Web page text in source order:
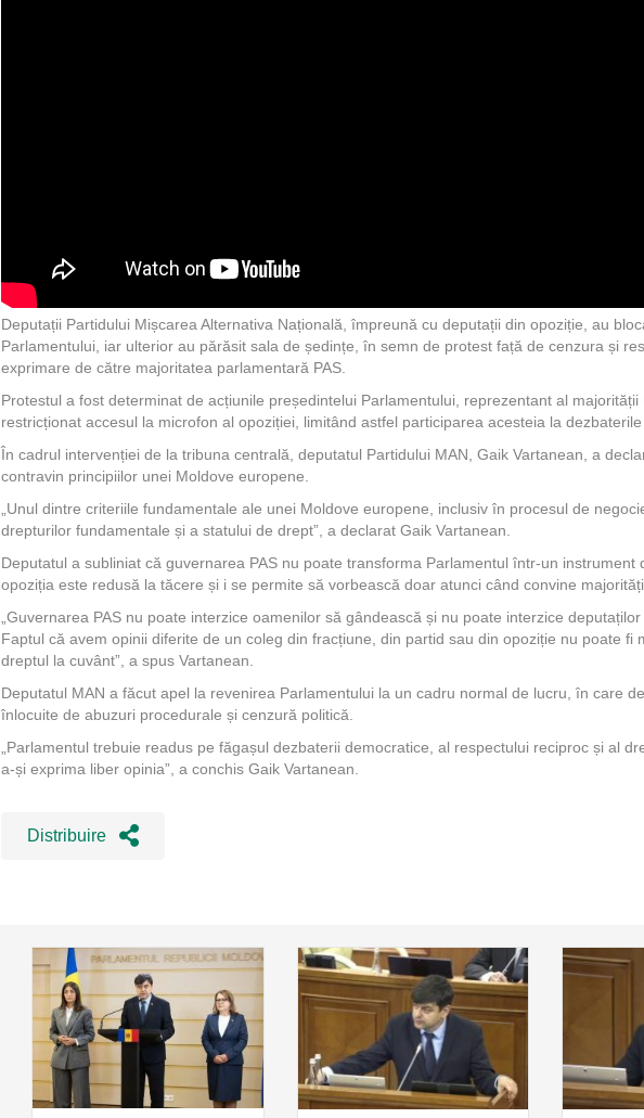
Deputații Partidului Mișcarea Alternativa Națională, împreună cu deputații din opoziție, au
Parlamentului, iar ulterior au părăsit sala de ședințe, în semn de protest față de cenzura și
exprimare de către majoritatea parlamentară PAS.
Protestul a fost determinat de acțiunile președintelui Parlamentului, reprezentant al majorității
restricționat accesul la microfon al opoziției, limitând astfel participarea acesteia la dezbaterile
În cadrul intervenției de la tribuna centrală, deputatul Partidului MAN, Gaik Vartanean, a
contravin principiilor unei Moldove europene.
„Unul dintre criteriile fundamentale ale unei Moldove europene, inclusiv în procesul de
drepturilor fundamentale și a statului de drept”, a declarat Gaik Vartanean.
Deputatul a subliniat că guvernarea PAS nu poate transforma Parlamentul într-un instrument
opoziția este redusă la tăcere și i se permite să vorbească doar atunci când convine
„Guvernarea PAS nu poate interzice oamenilor să gândească și nu poate interzice
Faptul că avem opinii diferite de un coleg din fracțiune, din partid sau din opoziție nu poate fi
dreptul la cuvânt”, a spus Vartanean.
Deputatul MAN a făcut apel la revenirea Parlamentului la un cadru normal de lucru, în care
înlocuite de abuzuri procedurale și cenzură politică.
„Parlamentul trebuie readus pe făgașul dezbaterii democratice, al respectului reciproc și al
a-și exprima liber opinia”, a conchis Gaik Vartanean.
Distribuire